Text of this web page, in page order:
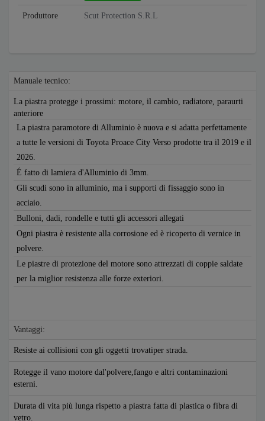
Produttore Scut Protection S.R.L
Manuale tecnico:
La piastra protegge i prossimi: motore, il cambio, radiatore, paraurti
anteriore
La piastra paramotore di Alluminio è nuova e si adatta perfettamente
a tutte le versioni di Toyota Proace City Verso prodotte tra il 2019 e il
2026.
É fatto di lamiera d'Alluminio di 3mm.
Gli scudi sono in alluminio, ma i supporti di fissaggio sono in
acciaio.
Bulloni, dadi, rondelle e tutti gli accessori allegati
Ogni piastra è resistente alla corrosione ed è ricoperto di vernice in
polvere.
Le piastre di protezione del motore sono attrezzati di coppie saldate
per la miglior resistenza alle forze exteriori.
Vantaggi:
Resiste ai collisioni con gli oggetti trovatiper strada.
Rotegge il vano motore dal'polvere,fango e altri contaminazioni
esterni.
Durata di vita più lunga rispetto a piastra fatta di plastica o fibra di
vetro.